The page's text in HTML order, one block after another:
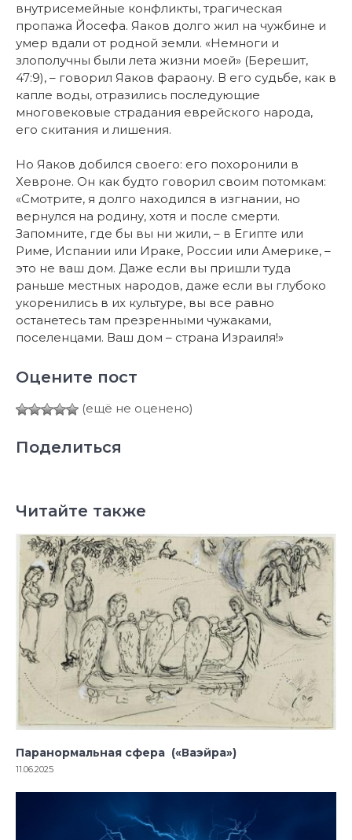
внутрисемейные конфликты, трагическая
пропажа Йосефа. Яаков долго жил на чужбине и
умер вдали от родной земли. «Немноги и
злополучны были лета жизни моей» (Берешит,
47:9), – говорил Яаков фараону. В его судьбе, как в
капле воды, отразились последующие
многовековые страдания еврейского народа,
его скитания и лишения.
Но Яаков добился своего: его похоронили в
Хевроне. Он как будто говорил своим потомкам:
«Смотрите, я долго находился в изгнании, но
вернулся на родину, хотя и после смерти.
Запомните, где бы вы ни жили, – в Египте или
Риме, Испании или Ираке, России или Америке, –
это не ваш дом. Даже если вы пришли туда
раньше местных народов, даже если вы глубоко
укоренились в их культуре, вы все равно
останетесь там презренными чужаками,
поселенцами. Ваш дом – страна Израиля!»
Оцените пост
(ещё не оценено)
Поделиться
Читайте также
Паранормальная сфера («Ваэйра»)
11.06.2025